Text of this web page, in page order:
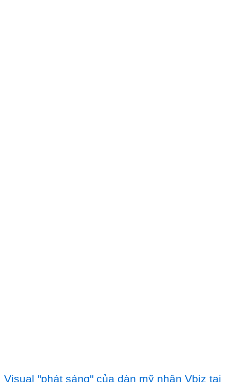
Visual "phát sáng" của dàn mỹ nhân Vbiz tại